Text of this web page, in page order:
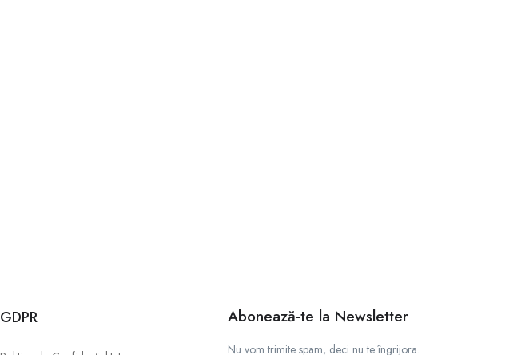
GDPR Abonează-te la Newsletter
Nu vom trimite spam, deci nu te îngrijora.